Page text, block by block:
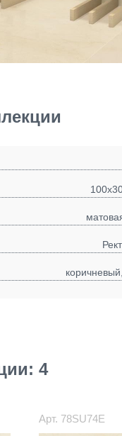
4
Арт. 78SU74E